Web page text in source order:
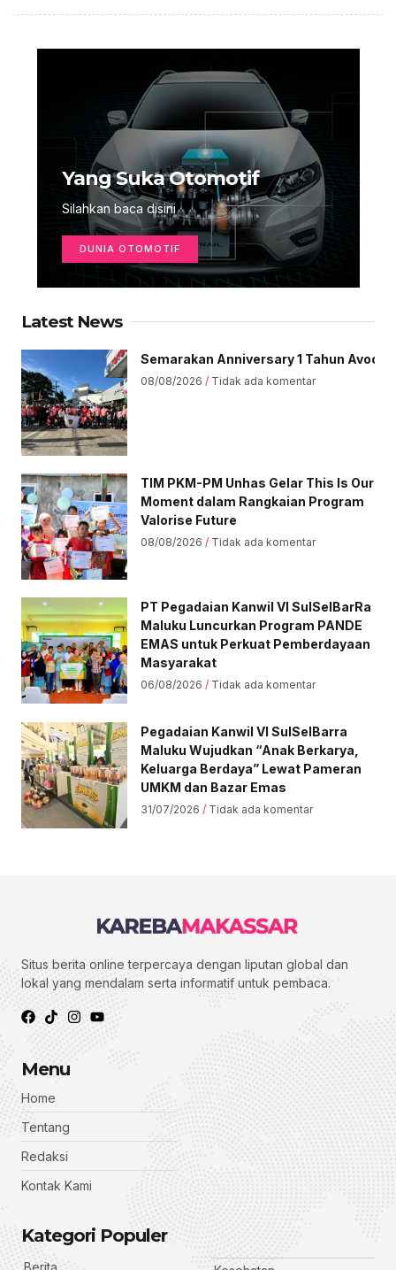
Yang Suka Otomotif
Silahkan baca disini
DUNIA OTOMOTIF
Latest News
Semarakan Anniversary 1 Tahun
08/08/2026 Tidak ada komentar
TIM PKM-PM Unhas Gelar This Is Our
Moment dalam Rangkaian Program
Valorise Future
08/08/2026 Tidak ada komentar
PT Pegadaian Kanwil VI SulSelBarRa
Maluku Luncurkan Program PANDE
EMAS untuk Perkuat Pemberdayaan
Masyarakat
06/08/2026 Tidak ada komentar
Pegadaian Kanwil VI SulSelBarra
Maluku Wujudkan “Anak Berkarya,
Keluarga Berdaya” Lewat Pameran
UMKM dan Bazar Emas
31/07/2026 Tidak ada komentar
Situs berita online terpercaya dengan liputan global dan
lokal yang mendalam serta informatif untuk pembaca.
Menu
Home
Tentang
Redaksi
Kontak Kami
Kategori Populer
Berita